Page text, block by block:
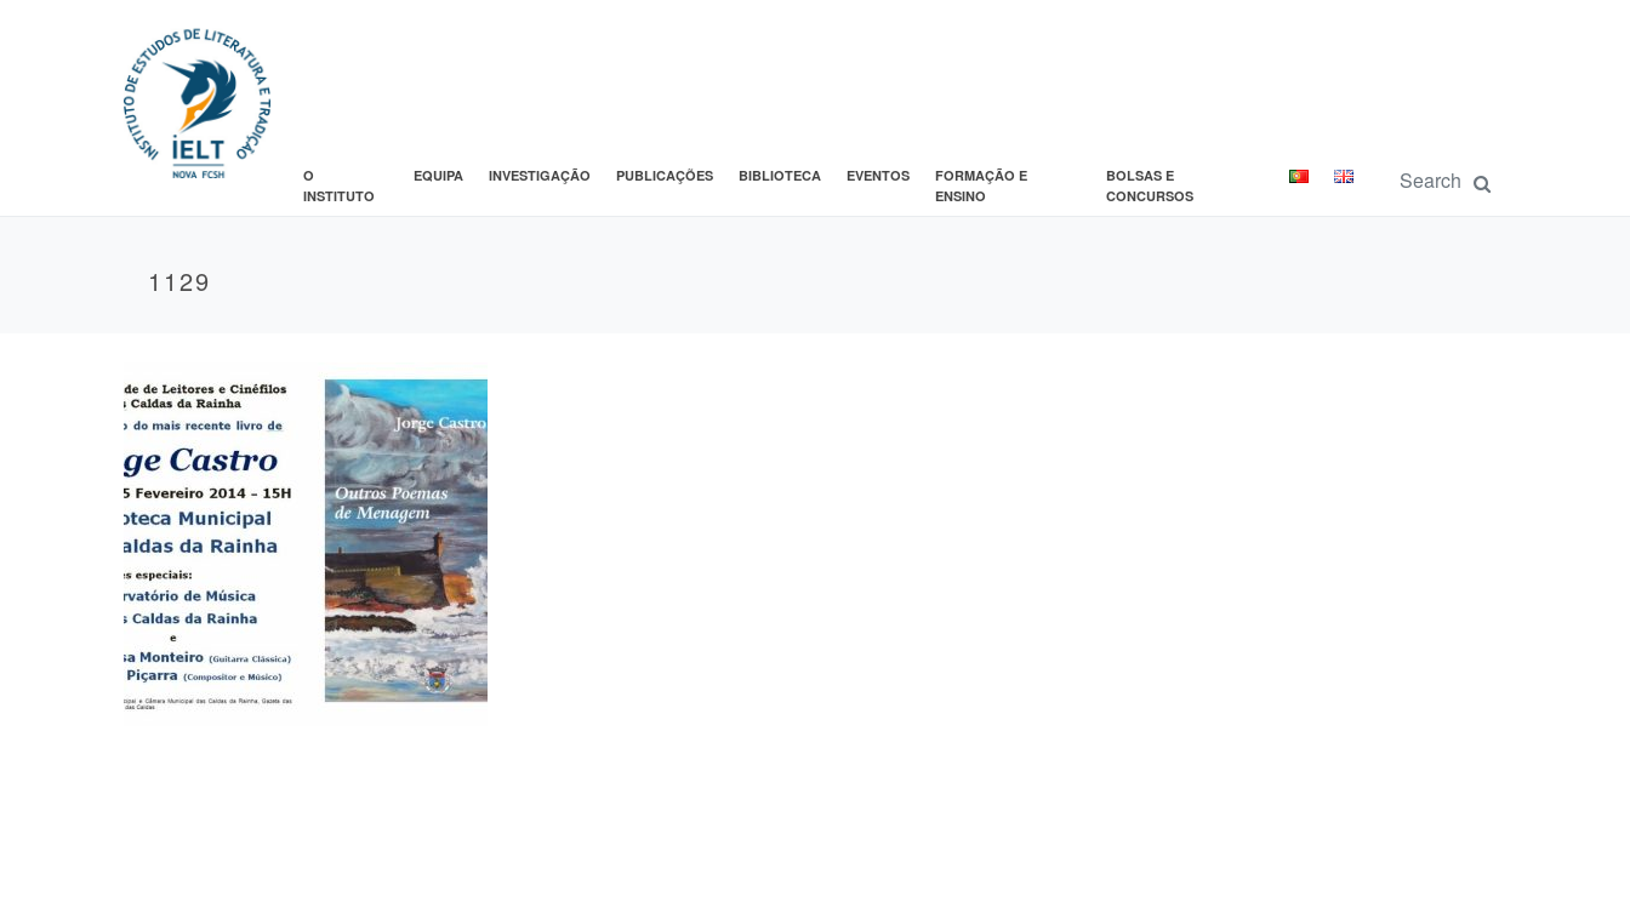
O
INSTITUTO
EQUIPA INVESTIGAÇÃO PUBLICAÇÕES BIBLIOTECA EVENTOS
FORMAÇÃO E
ENSINO
BOLSAS E
CONCURSOS
1129